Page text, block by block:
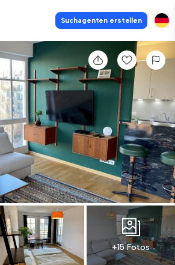
Suchagenten erstellen
+15 Fotos